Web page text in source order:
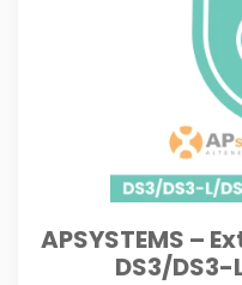
APSYSTEMS –
DS3/DS3-